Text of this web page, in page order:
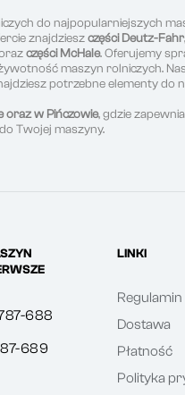
do najpopularniejszych
znajdzieszczęści Deutz-Fahr,
części McHale. Oferujemy
maszyn rolniczych.
potrzebne elementy do
oraz w Pińczowie, gdzie
Twojej maszyny.
688
689
LINKI
Regulamin
Dostawa
Płatność
Polityka